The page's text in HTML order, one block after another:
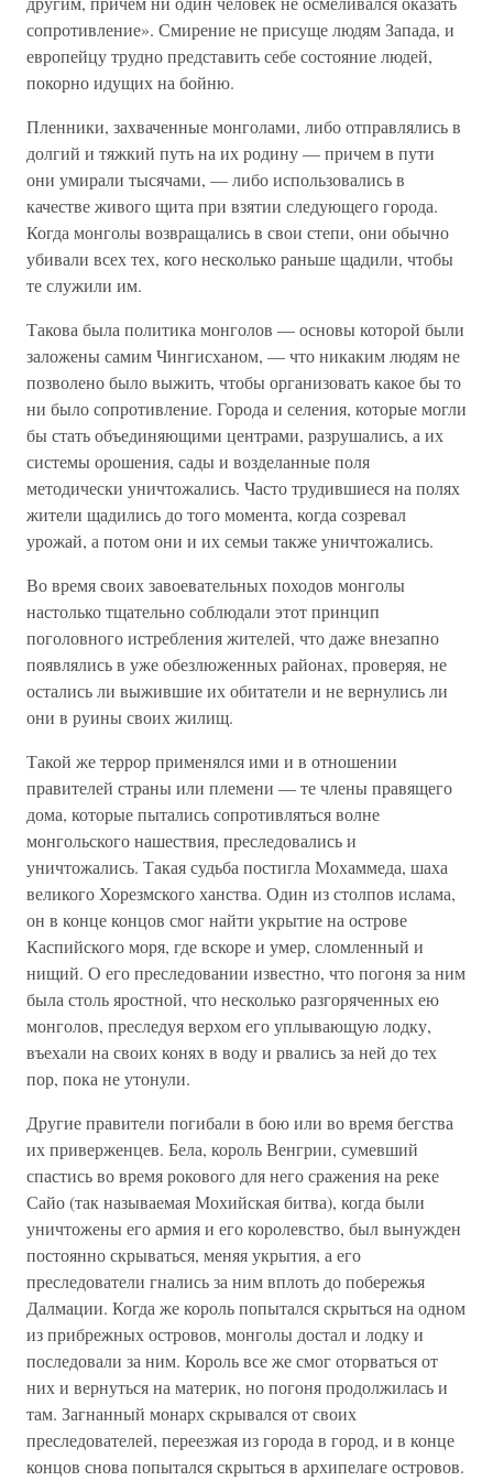
сопротивление». Смирение не присуще людям Запада, и
европейцу трудно представить себе состояние людей,
покорно идущих на бойню.
Пленники, захваченные монголами, либо отправлялись в
долгий и тяжкий путь на их родину — причем в пути
они умирали тысячами, — либо использовались в
качестве живого щита при взятии следующего города.
Когда монголы возвращались в свои степи, они обычно
убивали всех тех, кого несколько раньше щадили, чтобы
те служили им.
Такова была политика монголов — основы которой были
заложены самим Чингисханом, — что никаким людям не
позволено было выжить, чтобы организовать какое бы то
ни было сопротивление. Города и селения, которые могли
бы стать объединяющими центрами, разрушались, а их
системы орошения, сады и возделанные поля
методически уничтожались. Часто трудившиеся на полях
жители щадились до того момента, когда созревал
урожай, а потом они и их семьи также уничтожались.
Во время своих завоевательных походов монголы
настолько тщательно соблюдали этот принцип
поголовного истребления жителей, что даже внезапно
появлялись в уже обезлюженных районах, проверяя, не
остались ли выжившие их обитатели и не вернулись ли
они в руины своих жилищ.
Такой же террор применялся ими и в отношении
правителей страны или племени — те члены правящего
дома, которые пытались сопротивляться волне
монгольского нашествия, преследовались и
уничтожались. Такая судьба постигла Мохаммеда, шаха
великого Хорезмского ханства. Один из столпов ислама,
он в конце концов смог найти укрытие на острове
Каспийского моря, где вскоре и умер, сломленный и
нищий. О его преследовании известно, что погоня за ним
была столь яростной, что несколько разгоряченных ею
монголов, преследуя верхом его уплывающую лодку,
въехали на своих конях в воду и рвались за ней до тех
пор, пока не утонули.
Другие правители погибали в бою или во время бегства
их приверженцев. Бела, король Венгрии, сумевший
спастись во время рокового для него сражения на реке
Сайо (так называемая Мохийская битва), когда были
уничтожены его армия и его королевство, был вынужден
постоянно скрываться, меняя укрытия, а его
преследователи гнались за ним вплоть до побережья
Далмации. Когда же король попытался скрыться на одном
из прибрежных островов, монголы достал и лодку и
последовали за ним. Король все же смог оторваться от
них и вернуться на материк, но погоня продолжилась и
там. Загнанный монарх скрывался от своих
преследователей, переезжая из города в город, и в конце
концов снова попытался скрыться в архипелаге островов.